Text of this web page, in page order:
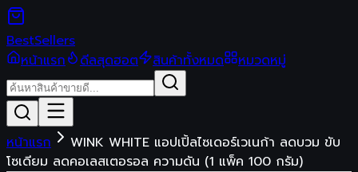
BestSellers
หน้าแรก
ดีลสุดฮอต สินค้าทั้งหมด หมวดหมู่
หน้าแรก
WINK WHITE แอปเปิ้ลไซเดอร์เวเนก้า ลดบวม ขับ
โซเดียม ลดคอเลสเตอรอล ความดัน (1 แพ็ค 100 กรัม)